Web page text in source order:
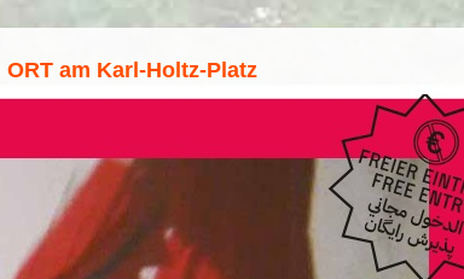
am Karl-Holtz-Platz